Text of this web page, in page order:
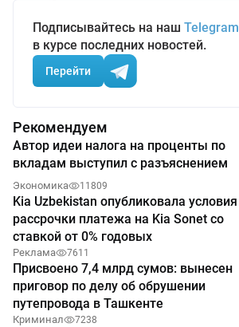
Подписывайтесь на наш Telegram
в курсе последних новостей.
Перейти
Рекомендуем
Автор идеи налога на проценты по
вкладам выступил с разъяснением
Экономика 11809
Kia Uzbekistan опубликовала условия
рассрочки платежа на Kia Sonet со
ставкой от 0% годовых
Реклама 7611
Присвоено 7,4 млрд сумов: вынесен
приговор по делу об обрушении
путепровода в Ташкенте
Криминал 7238